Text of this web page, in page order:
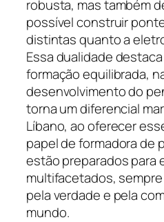
robusta, mas também
possível construir
distintas quanto a
Essa dualidade
formação equilibrada,
desenvolvimento do
torna um diferencial
Líbano, ao oferecer
papel de formadora de
estão preparados para
multifacetados,
pela verdade e pela
mundo.